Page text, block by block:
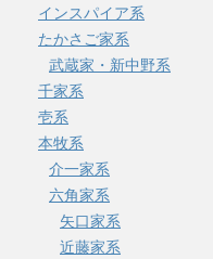
インスパイア系
たかさご家系
武蔵家・新中野系
千家系
壱系
本牧系
介一家系
六角家系
矢口家系
近藤家系